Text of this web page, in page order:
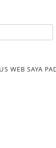
WEB SAYA